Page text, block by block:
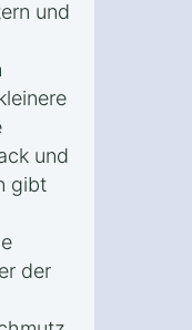
und
und
gibt
der